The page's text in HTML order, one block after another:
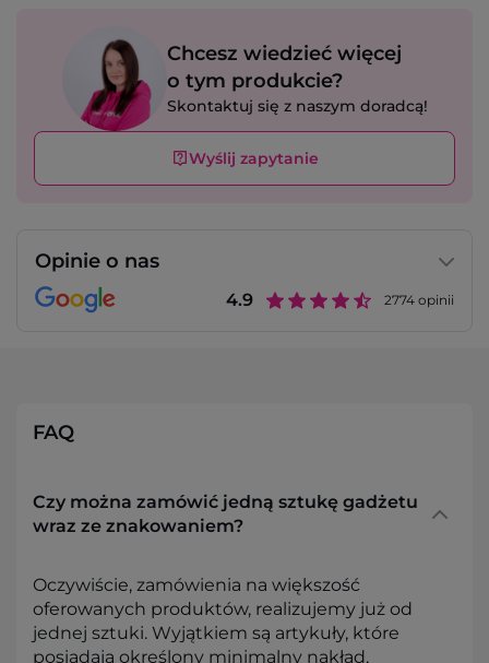
Chcesz wiedzieć więcej
o tym produkcie?
Skontaktuj się z naszym doradcą!
Wyślij zapytanie
Opinie o nas
4.9 2774 opinii
FAQ
Czy można zamówić jedną sztukę gadżetu
wraz ze znakowaniem?
Oczywiście, zamówienia na większość
oferowanych produktów, realizujemy już od
jednej sztuki. Wyjątkiem są artykuły, które
posiadają określony minimalny nakład,